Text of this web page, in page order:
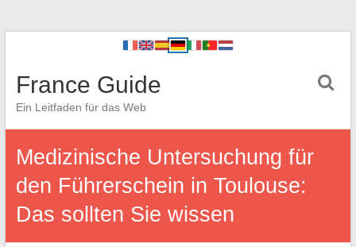
France Guide
Ein Leitfaden für das Web
Medizinische Untersuchung für
den Führerschein in Toulouse:
Das sollten Sie wissen